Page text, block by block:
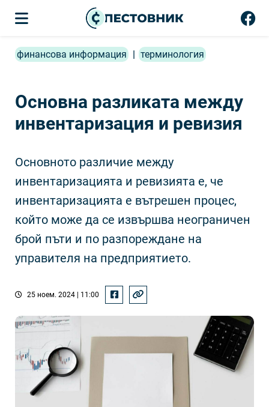
финансова информация | терминология
Основна разликата между
инвентаризация и ревизия
Основното различие между
инвентаризацията и ревизията е, че
инвентаризацията е вътрешен процес,
който може да се извършва неограничен
брой пъти и по разпореждане на
управителя на предприятието.
25 ноем. 2024 | 11:00